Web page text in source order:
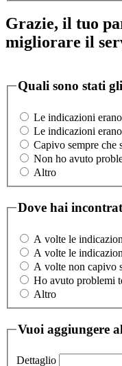
Grazie, il tuo
migliorare il
Quali sono stati
Le indicazioni
Le indicazioni
Capivo sempre che
Non ho avuto
Altro
Dove hai
A volte le
A volte le
A volte non capivo
Ho avuto problemi
Altro
Vuoi aggiungere
Dettaglio